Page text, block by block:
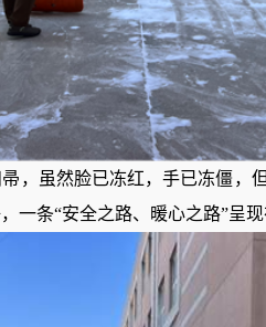
，虽然脸已冻红，手已冻僵，
一条“安全之路、暖心之路”呈现